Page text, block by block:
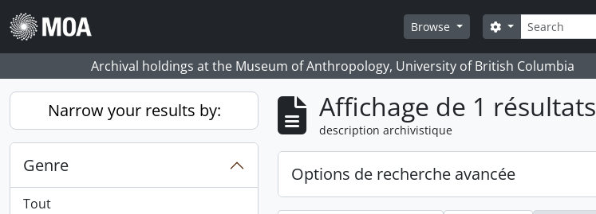
Skip to main content
Browse
Rechercher
Search options
Archival holdings at the Museum of Anthropology, University of British Columbia
Narrow your results by:
Genre
Tout
Affichage de 1 résultats
description archivistique
Options de recherche avancée